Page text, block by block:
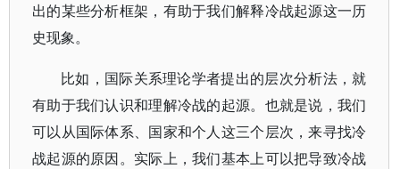
出的某些分析框架，有助于我们解释冷战起源这一历
史现象。
比如，国际关系理论学者提出的层次分析法，就
有助于我们认识和理解冷战的起源。也就是说，我们
可以从国际体系、国家和个人这三个层次，来寻找冷
战起源的原因。实际上，我们基本上可以把导致冷战